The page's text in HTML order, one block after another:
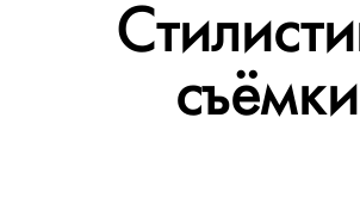
съёмки